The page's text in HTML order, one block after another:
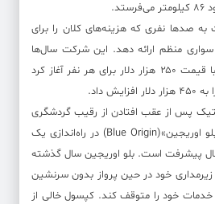
صدها نفری که هزینه‌های کلان را برای
منظم ارائه دهد. این شرکت سال‌ها
پیش، فروش صندلی‌ها را با قیمت ۲۵۰ هزار دلار برای هر نفر آغاز کرد
پس از عقب افتادن از رقیب گردشگری
فضایی خود یعنی شرکت «بلو اوریجین»(Blue Origin) در راه‌اندازی یک
پیشرفت است. بلو اوریجین سال گذشته
خود در حین پرواز بدون سرنشین
خود را متوقف کند. کپسول خالی از